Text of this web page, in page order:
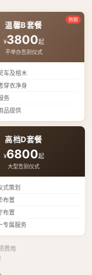
热销
温馨B套餐
¥3800起
不举办告别仪式
车及棺木
穿衣净身
务
品提供
高档D套餐
¥6800起
大型告别仪式
式策划
布置
布置
专属服务
费用